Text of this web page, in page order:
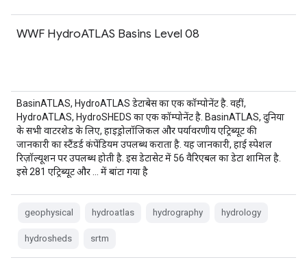
WWF HydroATLAS Basins Level 08
BasinATLAS, HydroATLAS डेटाबेस का एक कॉम्पोनेंट है. वहीं,
HydroATLAS, HydroSHEDS का एक कॉम्पोनेंट है. BasinATLAS, दुनिया
के सभी वाटरशेड के लिए, हाइड्रोलॉजिकल और पर्यावरणीय एट्रिब्यूट की
जानकारी का स्टैंडर्ड कंपेंडियम उपलब्ध कराता है. यह जानकारी, हाई स्पेशल
रिज़ॉल्यूशन पर उपलब्ध होती है. इस डेटासेट में 56 वैरिएबल का डेटा शामिल है.
इसे 281 एट्रिब्यूट और … में बांटा गया है
geophysical hydroatlas hydrography hydrology
hydrosheds srtm